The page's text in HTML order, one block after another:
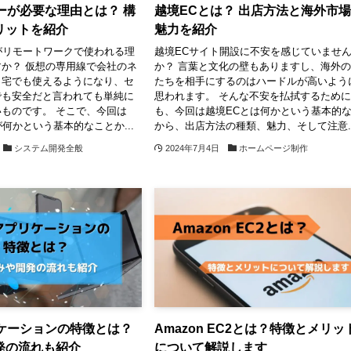
が必要な理由とは？ 構
ットを紹介
モートワークで使われる理
？ 仮想の専用線で会社のネ
でも使えるようになり、セ
安全だと言われても単純に
のです。 そこで、今回は
かという基本的なことか...
システム開発全般
越境ECとは？ 出店方法と海外市
魅力を紹介
越境ECサイト開設に不安を感じていませ
か？ 言葉と文化の壁もありますし、海外
たちを相手にするのはハードルが高いよう
思われます。 そんな不安を払拭するために
も、今回は越境ECとは何かという基本的
から、出店方法の種類、魅力、そして注意
2024年7月4日 ホームページ制作
ーションの特徴とは？
の流れも紹介
Amazon EC2とは？特徴とメリッ
について解説します